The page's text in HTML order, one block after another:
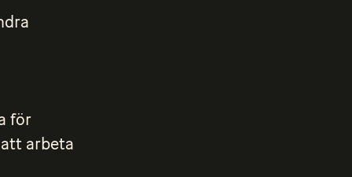
för
arbeta